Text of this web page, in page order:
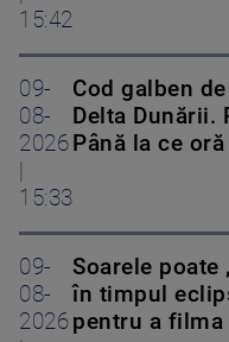
15:42
09-
08-
2026
15:33
Cod galben
Delta Dunării.
Până la ce
09-
08-
2026
Soarele poate
în timpul
pentru a